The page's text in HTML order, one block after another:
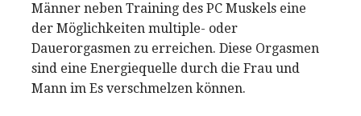
Männer neben Training des PC Muskels eine
der Möglichkeiten multiple- oder
Dauerorgasmen zu erreichen. Diese Orgasmen
sind eine Energiequelle durch die Frau und
Mann im Es verschmelzen können.